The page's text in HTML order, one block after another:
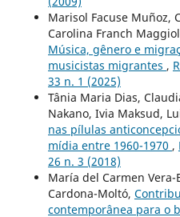
Marisol Facuse Muñoz,
Carolina Franch
Música, gênero e
musicistas migrantes ,
33 n. 1 (2025)
Tânia Maria Dias,
Nakano, Ivia Maksud,
nas pílulas
mídia entre 1960-1970 ,
26 n. 3 (2018)
María del Carmen
Cardona-Moltó,
contemporânea para o